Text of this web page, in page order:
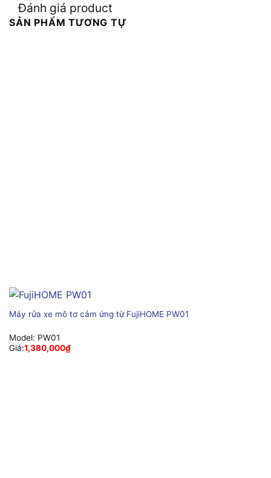
Đánh giá product
SẢN PHẨM TƯƠNG TỰ
Máy rửa xe mô tơ cảm ứng từ FujiHOME PW01
Model: PW01
Giá:1,380,000₫